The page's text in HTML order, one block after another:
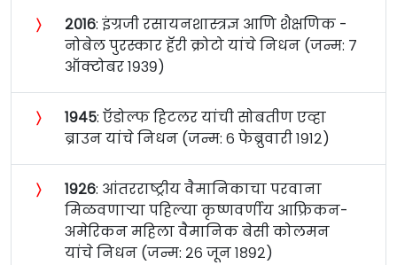
〉 २०१६: इंग्रजी रसायनशास्त्रज्ञ आणि शैक्षणिक -
नोबेल पुरस्कार हॅरी क्रोटो यांचे निधन (जन्म: ७
ऑक्टोबर १९३९)
〉 १९४५: ऍडोल्फ हिटलर यांची सोबतीण एव्हा
ब्राउन यांचे निधन (जन्म: ६ फेब्रुवारी १९१२)
〉 १९२६: आंतरराष्ट्रीय वैमानिकाचा परवाना
मिळवणाऱ्या पहिल्या कृष्णवर्णीय आफ्रिकन-
अमेरिकन महिला वैमानिक बेसी कोलमन
यांचे निधन (जन्म: २६ जून १८९२)